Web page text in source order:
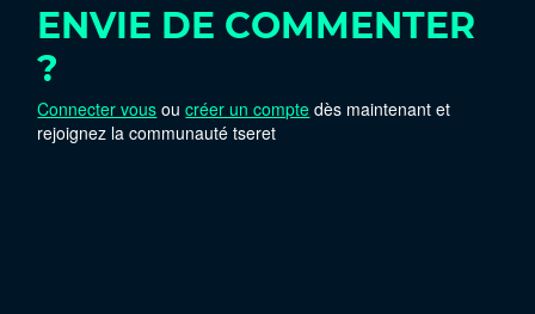
ENVIE DE COMMENTER
?
Connecter vous oucréer un compte dès maintenant et
rejoignez la communauté tseret